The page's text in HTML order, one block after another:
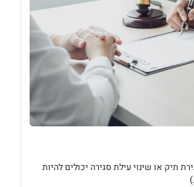
תיק או שינוי עילת סגירה יכולים להיות